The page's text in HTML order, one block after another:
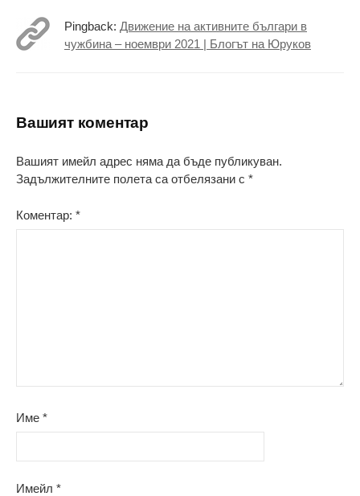
Pingback: Движение на активните българи в
чужбина – ноември 2021 | Блогът на Юруков
Вашият коментар
Вашият имейл адрес няма да бъде публикуван.
Задължителните полета са отбелязани с *
Коментар: *
Име *
Имейл *